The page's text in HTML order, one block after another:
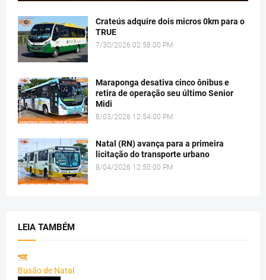
Crateús adquire dois micros 0km para o
TRUE
7/30/2026 02:58:00 PM
Maraponga desativa cinco ônibus e
retira de operação seu último Senior
Midi
8/03/2026 12:54:00 PM
Natal (RN) avança para a primeira
licitação do transporte urbano
8/04/2026 12:50:00 PM
LEIA TAMBÉM
Busão de Natal